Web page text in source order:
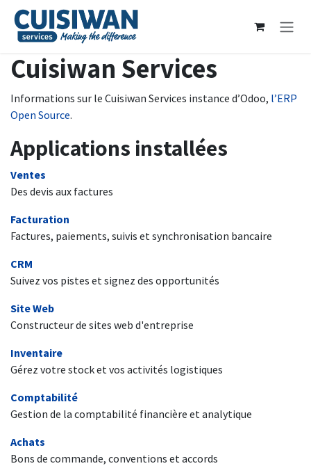
Se rendre au contenu
Cuisiwan Services
Informations sur le Cuisiwan Services instance d’Odoo, l’ERP
Open Source.
Applications installées
Ventes
Des devis aux factures
Facturation
Factures, paiements, suivis et synchronisation bancaire
CRM
Suivez vos pistes et signez des opportunités
Site Web
Constructeur de sites web d'entreprise
Inventaire
Gérez votre stock et vos activités logistiques
Comptabilité
Gestion de la comptabilité financière et analytique
Achats
Bons de commande, conventions et accords